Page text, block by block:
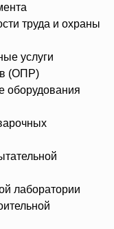
труда и охраны
услуги
(ОПР)
оборудования
лаборатории